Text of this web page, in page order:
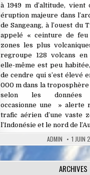
à 1949 m d’altitude, vient
éruption majeure dans
de Sangeang, à l’ouest du
appelé « ceinture de feu
zones les plus
regroupe 128 volcans en
elle-même est peu
de cendre qui s’est élevé
000 m dans la
selon les données
occasionne une »
trafic aérien d’une vaste
l’Indonésie et le nord de
ADMIN 1 JUIN
ARCHIVES